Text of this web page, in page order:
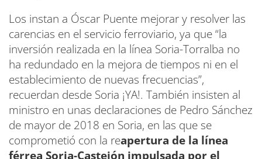
Los instan a Óscar Puente mejorar y resolver las
carencias en el servicio ferroviario, ya que “la
inversión realizada en la línea Soria-Torralba no
ha redundado en la mejora de tiempos ni en el
establecimiento de nuevas frecuencias”,
recuerdan desde Soria ¡YA!. También insisten al
ministro en unas declaraciones de Pedro Sánchez
de mayor de 2018 en Soria, en las que se
comprometió con la reapertura de la línea
férrea Soria-Castejón impulsada por el